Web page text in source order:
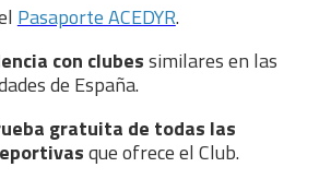
Pasaporte ACEDYR.
con clubessimilares en las
de España.
gratuita de todas las
que ofrece el Club.